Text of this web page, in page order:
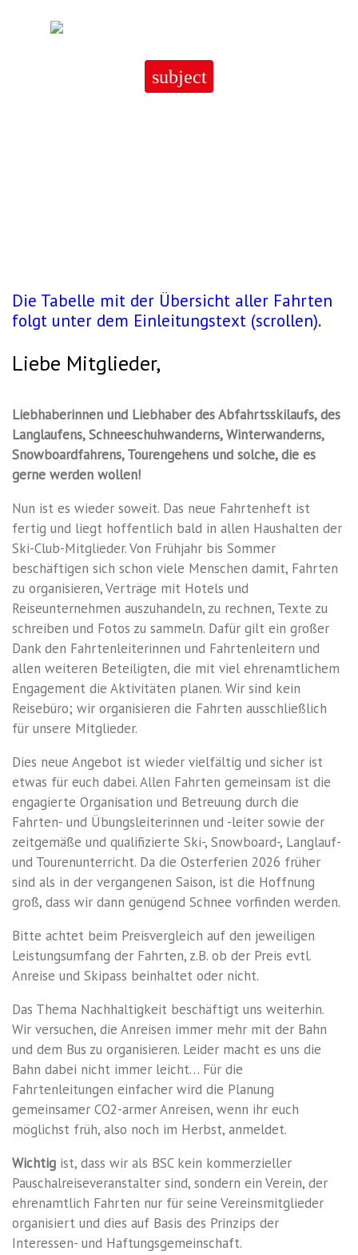
subject
im
Winter
2025
2026
Die Tabelle mit der Übersicht aller Fahrten
folgt unter dem Einleitungstext (scrollen).
Liebe Mitglieder,
Liebhaberinnen und Liebhaber des Abfahrtsskilaufs, des
Langlaufens, Schneeschuhwanderns, Winterwanderns,
Snowboardfahrens, Tourengehens und solche, die es
gerne werden wollen!
Nun ist es wieder soweit. Das neue Fahrtenheft ist
fertig und liegt hoffentlich bald in allen Haushalten der
Ski-Club-Mitglieder. Von Frühjahr bis Sommer
beschäftigen sich schon viele Menschen damit, Fahrten
zu organisieren, Verträge mit Hotels und
Reiseunternehmen auszuhandeln, zu rechnen, Texte zu
schreiben und Fotos zu sammeln. Dafür gilt ein großer
Dank den Fahrtenleiterinnen und Fahrtenleitern und
allen weiteren Beteiligten, die mit viel ehrenamtlichem
Engagement die Aktivitäten planen. Wir sind kein
Reisebüro; wir organisieren die Fahrten ausschließlich
für unsere Mitglieder.
Dies neue Angebot ist wieder vielfältig und sicher ist
etwas für euch dabei. Allen Fahrten gemeinsam ist die
engagierte Organisation und Betreuung durch die
Fahrten- und Übungsleiterinnen und -leiter sowie der
zeitgemäße und qualifizierte Ski-, Snowboard-, Langlauf-
und Tourenunterricht. Da die Osterferien 2026 früher
sind als in der vergangenen Saison, ist die Hoffnung
groß, dass wir dann genügend Schnee vorfinden werden.
Bitte achtet beim Preisvergleich auf den jeweiligen
Leistungsumfang der Fahrten, z.B. ob der Preis evtl.
Anreise und Skipass beinhaltet oder nicht.
Das Thema Nachhaltigkeit beschäftigt uns weiterhin.
Wir versuchen, die Anreisen immer mehr mit der Bahn
und dem Bus zu organisieren. Leider macht es uns die
Bahn dabei nicht immer leicht… Für die
Fahrtenleitungen einfacher wird die Planung
gemeinsamer CO2-armer Anreisen, wenn ihr euch
möglichst früh, also noch im Herbst, anmeldet.
Wichtig ist, dass wir als BSC kein kommerzieller
Pauschalreiseveranstalter sind, sondern ein Verein, der
ehrenamtlich Fahrten nur für seine Vereinsmitglieder
organisiert und dies auf Basis des Prinzips der
Interessen- und Haftungsgemeinschaft.